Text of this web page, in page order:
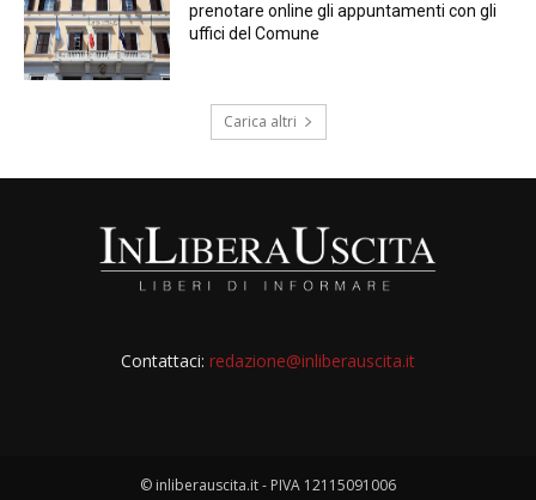
prenotare online gli appuntamenti con gli
uffici del Comune
Carica altri
Contattaci: redazione@inliberauscita.it
© inliberauscita.it - PIVA 12115091006